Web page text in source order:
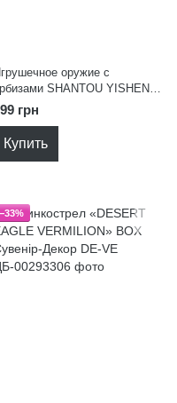
оружие с
SHANTOU YISHENG
2грн
Купить
−33%